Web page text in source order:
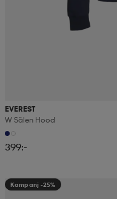
EVEREST
W Sälen Hood
399:-
Kampanj -25%